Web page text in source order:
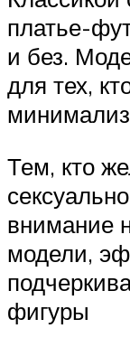
платье-
и без.
для тех,
Тем, кто
внимание
модели,
фигуры